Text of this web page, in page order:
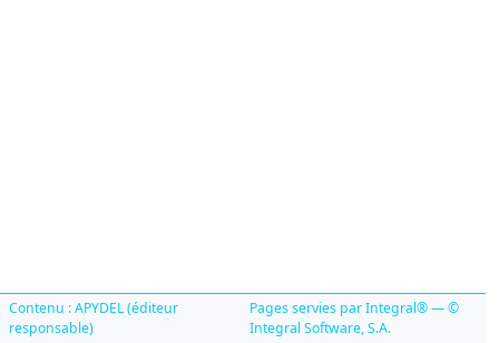
Contenu : APYDEL (éditeur
responsable)
Pages servies par Integral® — ©
Integral Software, S.A.